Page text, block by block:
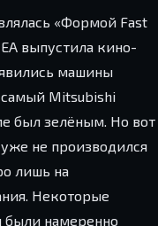
«Формой Fast
выпустила кино-
машины
Mitsubishi
был зелёным. Но вот
не производился
лишь на
Некоторые
намеренно